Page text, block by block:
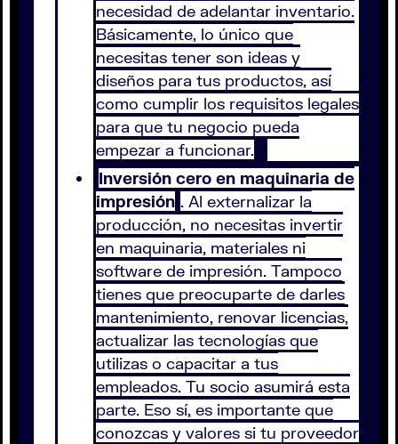
necesidad de adelantar inventario.
Básicamente, lo único que
necesitas tener son ideas y
diseños para tus productos, así
como cumplir los requisitos legales
para que tu negocio pueda
empezar a funcionar.
Inversión cero en maquinaria de
impresión . Al externalizar la
producción, no necesitas invertir
en maquinaria, materiales ni
software de impresión. Tampoco
tienes que preocuparte de darles
mantenimiento, renovar licencias,
actualizar las tecnologías que
utilizas o capacitar a tus
empleados. Tu socio asumirá esta
parte. Eso sí, es importante que
conozcas y valores si tu proveedor